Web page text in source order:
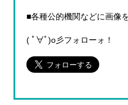
■各種公的機関などに画像
( ﾟ∀ﾟ)o彡フォローォ！